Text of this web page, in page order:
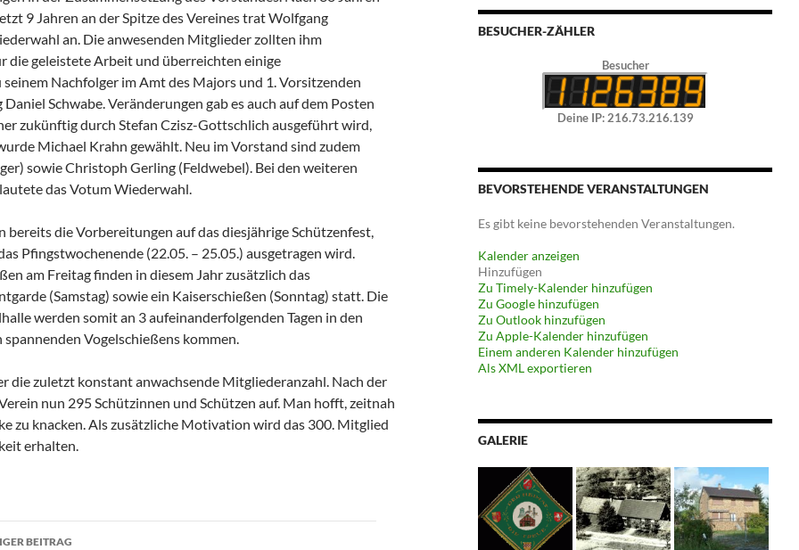
9 Jahren an der Spitze des Vereines trat Wolfgang
an. Die anwesenden Mitglieder zollten ihm
die geleistete Arbeit und überreichten einige
seinem Nachfolger im Amt des Majors und 1. Vorsitzenden
Schwabe. Veränderungen gab es auch auf dem Posten
zukünftig durch Stefan Czisz-Gottschlich ausgeführt wird,
Michael Krahn gewählt. Neu im Vorstand sind zudem
sowie Christoph Gerling (Feldwebel). Bei den weiteren
das Votum Wiederwahl.
bereits die Vorbereitungen auf das diesjährige Schützenfest,
Pfingstwochenende (22.05. – 25.05.) ausgetragen wird.
am Freitag finden in diesem Jahr zusätzlich das
(Samstag) sowie ein Kaiserschießen (Sonntag) statt. Die
werden somit an 3 aufeinanderfolgenden Tagen in den
Vogelschießens kommen.
die zuletzt konstant anwachsende Mitgliederanzahl. Nach der
nun 295 Schützinnen und Schützen auf. Man hofft, zeitnah
zu knacken. Als zusätzliche Motivation wird das 300. Mitglied
erhalten.
BEITRAG
BESUCHER-ZÄHLER
Besucher
Deine IP: 216.73.216.139
BEVORSTEHENDE VERANSTALTUNGEN
Es gibt keine bevorstehenden Veranstaltungen.
Kalender anzeigen
Hinzufügen
Zu Timely-Kalender hinzufügen
Zu Google hinzufügen
Zu Outlook hinzufügen
Zu Apple-Kalender hinzufügen
Einem anderen Kalender hinzufügen
Als XML exportieren
GALERIE